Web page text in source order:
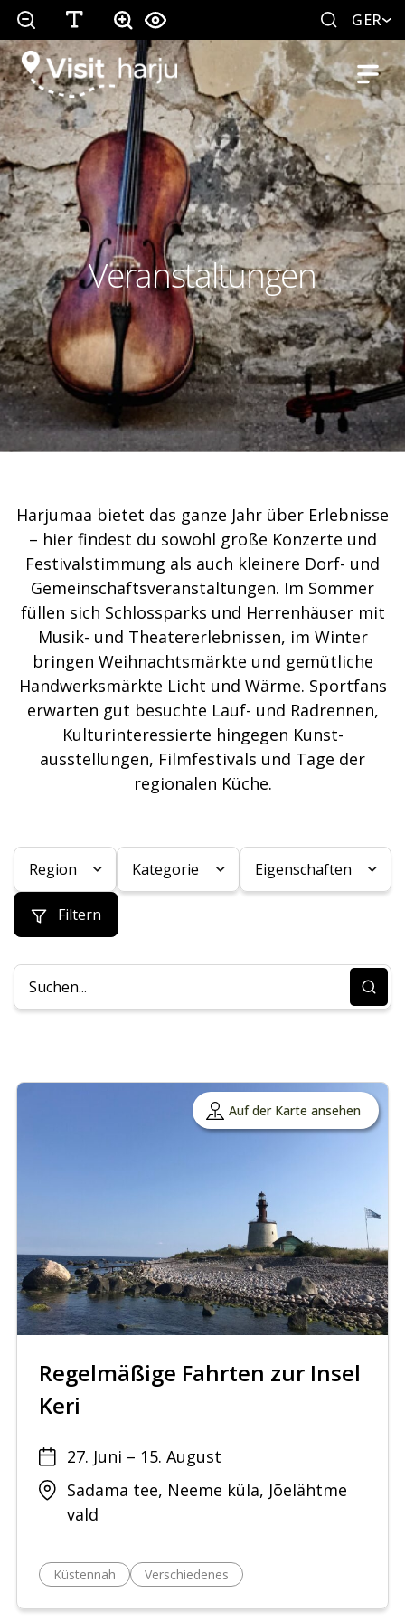
GER
Veranstaltungen
Harjumaa bietet das ganze Jahr über Erlebnisse
– hier findest du sowohl große Konzerte und
Festivalstimmung als auch kleinere Dorf- und
Gemeinschaftsveranstaltungen. Im Sommer
füllen sich Schlossparks und Herrenhäuser mit
Musik- und Theatererlebnissen, im Winter
bringen Weihnachtsmärkte und gemütliche
Handwerksmärkte Licht und Wärme. Sportfans
erwarten gut besuchte Lauf- und Radrennen,
Kulturinteressierte hingegen Kunst­
ausstellungen, Filmfestivals und Tage der
regionalen Küche.
Region Kategorie Eigenschaften
Filtern
Auf der Karte ansehen
Regelmäßige Fahrten zur Insel
Keri
27. Juni – 15. August
Sadama tee, Neeme küla, Jõelähtme
vald
Küstennah Verschiedenes